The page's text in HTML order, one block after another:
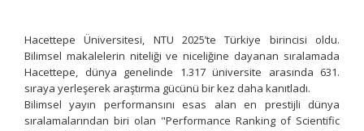
Hacettepe Üniversitesi, NTU 2025’te Türkiye birincisi oldu.
Bilimsel makalelerin niteliği ve niceliğine dayanan sıralamada
Hacettepe, dünya genelinde 1.317 üniversite arasında 631.
sıraya yerleşerek araştırma gücünü bir kez daha kanıtladı.
Bilimsel yayın performansını esas alan en prestijli dünya
sıralamalarından biri olan "Performance Ranking of Scientific